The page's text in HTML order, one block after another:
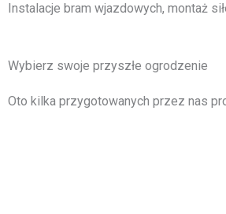
Instalacje bram wjazdowych, montaż
Wybierz swoje przyszłe ogrodzenie
Oto kilka przygotowanych przez nas